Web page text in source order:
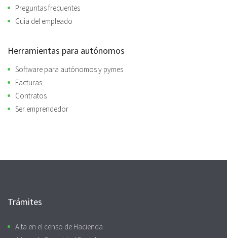
Preguntas frecuentes
Guía del empleado
Herramientas para autónomos
Software para autónomos y pymes
Facturas
Contratos
Ser emprendedor
Trámites
Alta en el censo de Hacienda